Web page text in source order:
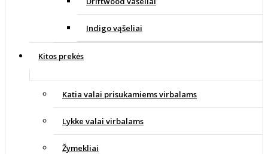
Indigo vąšeliai
Kitos prekės
Katia valai prisukamiems virbalams
Lykke valai virbalams
Žymekliai